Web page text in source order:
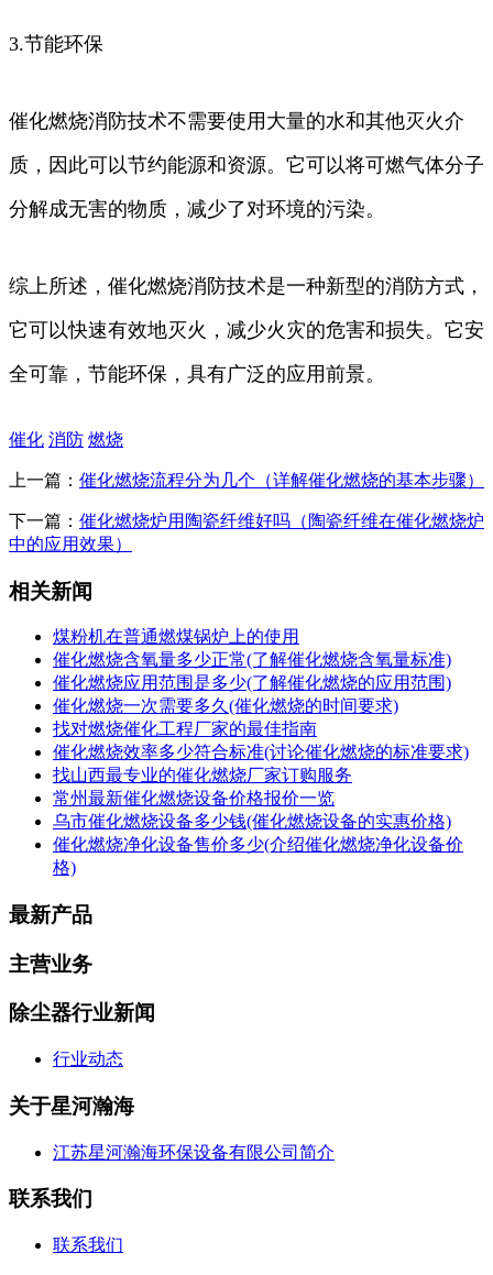
3.节能环保
催化燃烧消防技术不需要使用大量的水和其他灭火介
质，因此可以节约能源和资源。它可以将可燃气体分子
分解成无害的物质，减少了对环境的污染。
综上所述，催化燃烧消防技术是一种新型的消防方式，
它可以快速有效地灭火，减少火灾的危害和损失。它安
全可靠，节能环保，具有广泛的应用前景。
催化 消防 燃烧
上一篇： 催化燃烧流程分为几个（详解催化燃烧的基本步骤）
下一篇： 催化燃烧炉用陶瓷纤维好吗（陶瓷纤维在催化燃烧炉
中的应用效果）
相关新闻
煤粉机在普通燃煤锅炉上的使用
催化燃烧含氧量多少正常(了解催化燃烧含氧量标准)
催化燃烧应用范围是多少(了解催化燃烧的应用范围)
催化燃烧一次需要多久(催化燃烧的时间要求)
找对燃烧催化工程厂家的最佳指南
催化燃烧效率多少符合标准(讨论催化燃烧的标准要求)
找山西最专业的催化燃烧厂家订购服务
常州最新催化燃烧设备价格报价一览
乌市催化燃烧设备多少钱(催化燃烧设备的实惠价格)
催化燃烧净化设备售价多少(介绍催化燃烧净化设备价
格)
最新产品
主营业务
除尘器行业新闻
行业动态
关于星河瀚海
江苏星河瀚海环保设备有限公司简介
联系我们
联系我们